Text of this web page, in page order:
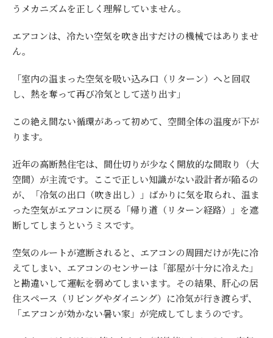
うメカニズムを正しく理解していません。
エアコンは、冷たい空気を吹き出すだけの機械ではありませ
ん。
「室内の温まった空気を吸い込み口（リターン）へと回収
し、熱を奪って再び冷気として送り出す」
この絶え間ない循環があって初めて、空間全体の温度が下が
ります。
近年の高断熱住宅は、間仕切りが少なく開放的な間取り（大
空間）が主流です。ここで正しい知識がない設計者が陥るの
が、「冷気の出口（吹き出し）」ばかりに気を取られ、温ま
った空気がエアコンに戻る「帰り道（リターン経路）」を遮
断してしまうというミスです。
空気のルートが遮断されると、エアコンの周囲だけが先に冷
えてしまい、エアコンのセンサーは「部屋が十分に冷えた」
と勘違いして運転を弱めてしまいます。その結果、肝心の居
住スペース（リビングやダイニング）に冷気が行き渡らず、
「エアコンが効かない暑い家」が完成してしまうのです。